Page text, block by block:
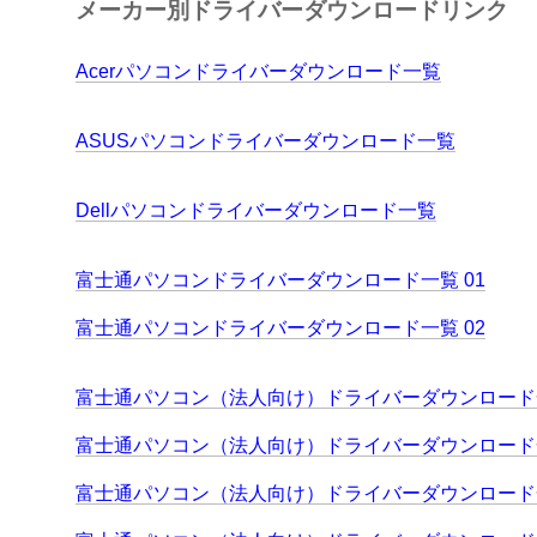
メーカー別ドライバーダウンロードリンク
Acerパソコンドライバーダウンロード一覧
ASUSパソコンドライバーダウンロード一覧
Dellパソコンドライバーダウンロード一覧
富士通パソコンドライバーダウンロード一覧 01
富士通パソコンドライバーダウンロード一覧 02
富士通パソコン（法人向け）ドライバーダウンロー
富士通パソコン（法人向け）ドライバーダウンロー
富士通パソコン（法人向け）ドライバーダウンロー